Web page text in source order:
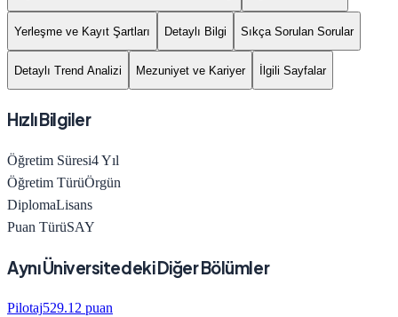
Yerleşme ve Kayıt Şartları Detaylı Bilgi Sıkça Sorulan Sorular
Detaylı Trend Analizi Mezuniyet ve Kariyer İlgili Sayfalar
Hızlı Bilgiler
Öğretim Süresi4Yıl
Öğretim TürüÖrgün
DiplomaLisans
Puan TürüSAY
Aynı Üniversitedeki Diğer Bölümler
Pilotaj529.12 puan